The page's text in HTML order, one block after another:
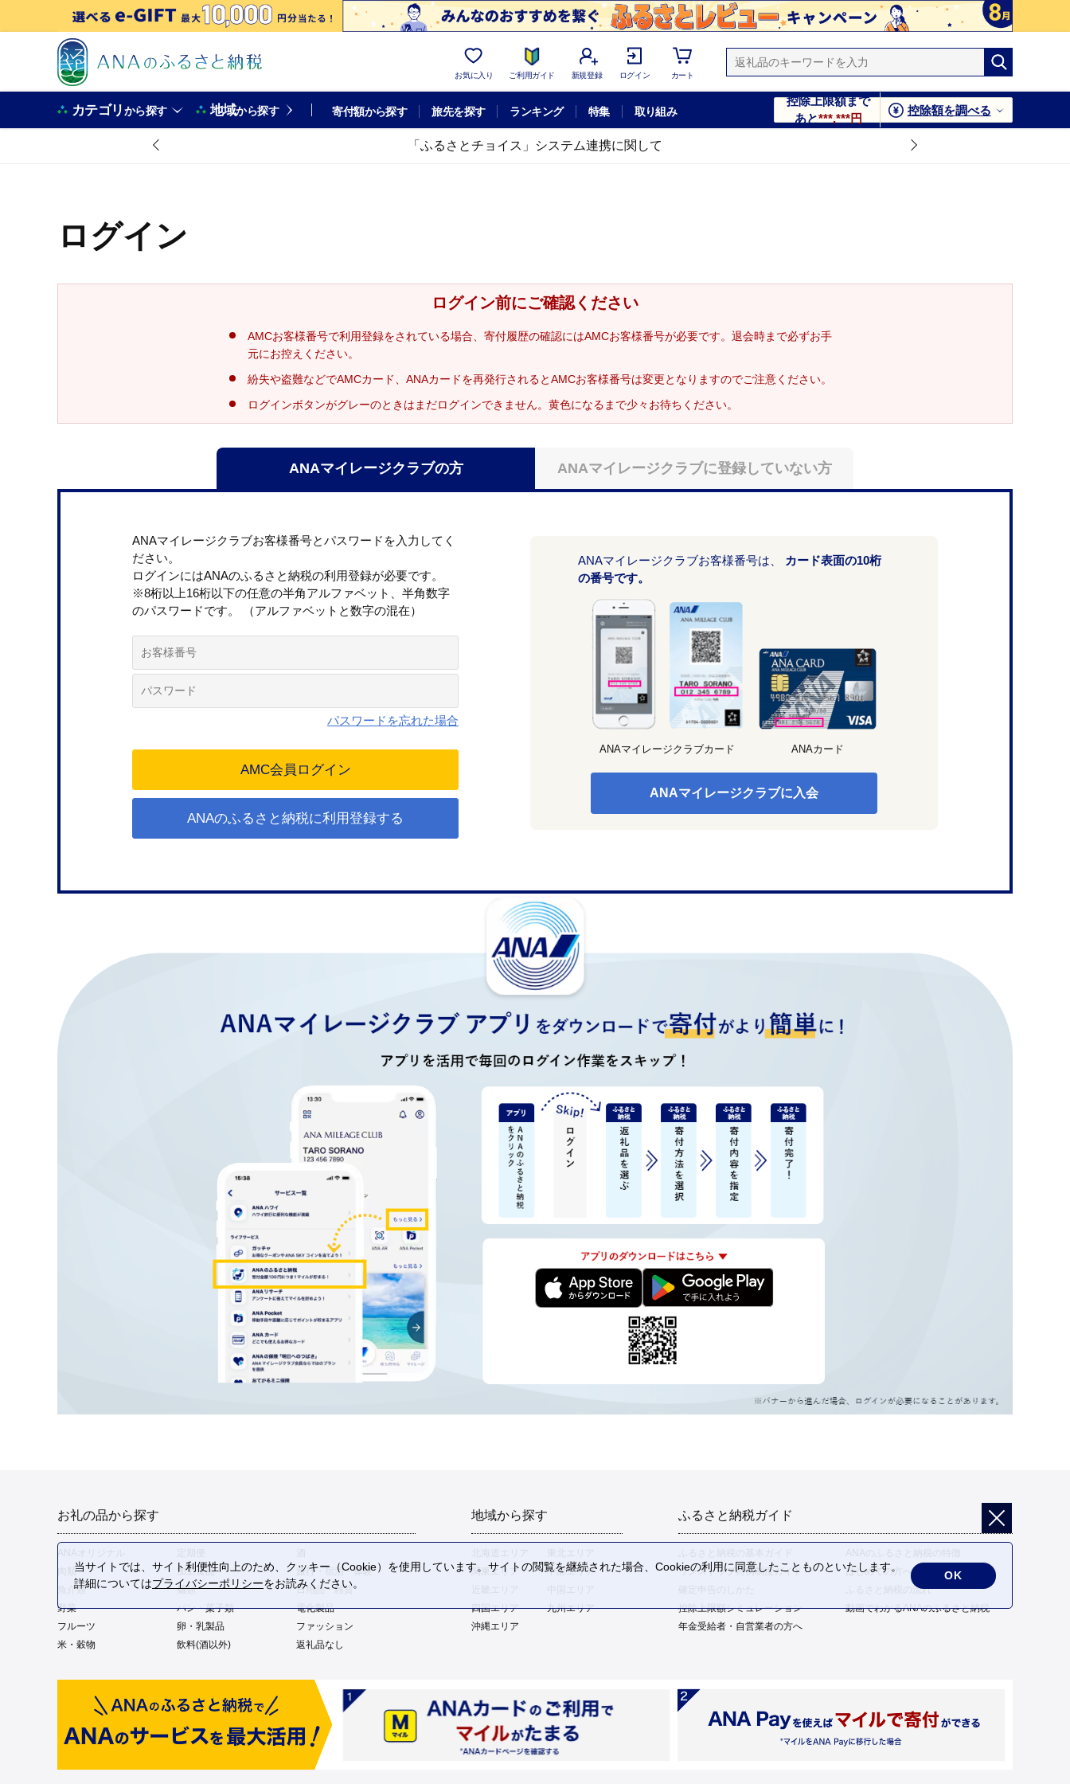
お気に入り ご利用ガイド 新規登録 ログイン カート
カテゴリから探す 地域から探す 寄付額から探す 旅先を探す ランキング 特集 取り組み
控除上限額まで
あと***,***円
控除額を調べる
「ふるさとチョイス」システム連携に関して
ログイン
ログイン前にご確認ください
AMCお客様番号で利用登録をされている場合、寄付履歴の確認にはAMCお客様番号が必要です。退会時まで必ずお手
元にお控えください。
紛失や盗難などでAMCカード、ANAカードを再発行されるとAMCお客様番号は変更となりますのでご注意ください。
ログインボタンがグレーのときはまだログインできません。黄色になるまで少々お待ちください。
ANAマイレージクラブの方 ANAマイレージクラブに登録していない方
ANAマイレージクラブお客様番号とパスワードを入力してく
ださい。
ログインにはANAのふるさと納税の利用登録が必要です。
※8桁以上16桁以下の任意の半角アルファベット、半角数字
のパスワードです。 （アルファベットと数字の混在）
パスワードを忘れた場合
ANAのふるさと納税に利用登録する
ANAマイレージクラブお客様番号は、
カード表面の10桁
の番号です。
ANAマイレージクラブカード ANAカード
ANAマイレージクラブに入会
お礼の品から探す
肉類
加工食品
旅行・宿泊・体験
魚介類
麺類
日用品・雑貨
野菜
パン・菓子類
電化製品
フルーツ
卵・乳製品
ファッション
米・穀物
飲料(酒以外) 返礼品なし
地域から探す
関東エリア
中部エリア
四国エリア
九州エリア
沖縄エリア
ふるさと納税ガイド
ふるさと納税の基本ガイド
ANAのふるさと納税の特徴
ワンストップ特例制度ガイド
はじめての方へ
ふるさと納税の流れ
控除上限額シミュレーション
動画でわかるANAのふるさと納税
年金受給者・自営業者の方へ
当サイトでは、サイト利便性向上のため、クッキー（Cookie）を使用しています。サイトの閲覧を継続された場合、Cookieの利用に同意したことものといたします。
詳細についてはプライバシーポリシーをお読みください。
OK